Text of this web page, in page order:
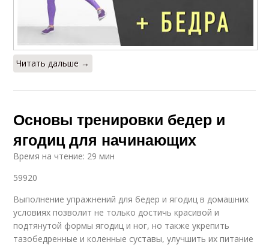
Читать дальше →
Основы тренировки бедер и
ягодиц для начинающих
Время на чтение: 29 мин
59920
Выполнение упражнений для бедер и ягодиц в домашних
условиях позволит не только достичь красивой и
подтянутой формы ягодиц и ног, но также укрепить
тазобедренные и коленные суставы, улучшить их питание